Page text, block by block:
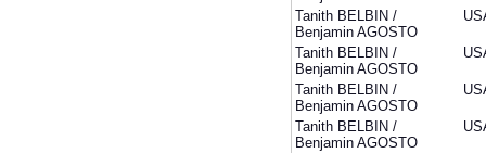
Tanith BELBIN /
Benjamin AGOSTO
Tanith BELBIN /
Benjamin AGOSTO
Tanith BELBIN /
Benjamin AGOSTO
Tanith BELBIN /
Benjamin AGOSTO